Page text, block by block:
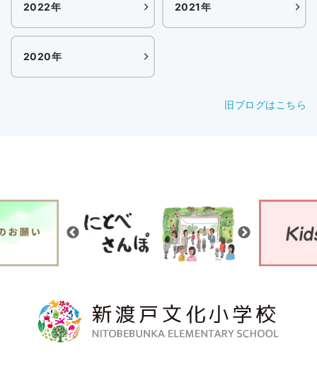
2022年 2021年
2020年
旧ブログはこちら